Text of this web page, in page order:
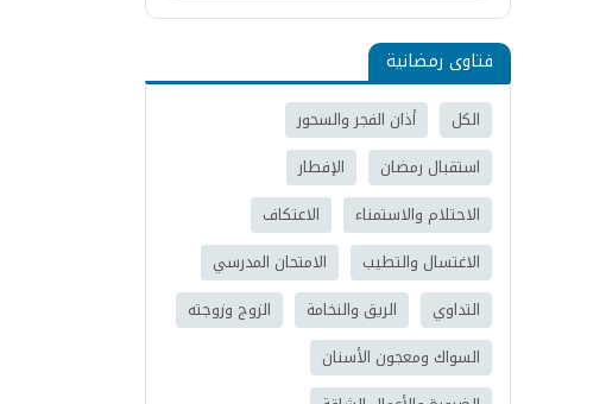
فتاوى رمضانية
الكل
أذان الفجر والسحور
استقبال رمضان
الإفطار
الاحتلام والاستمناء
الاعتكاف
الاغتسال والتطيب
الامتحان المدرسي
التداوي
الريق والنخامة
الزوج وزوجته
السواك ومعجون الأسنان